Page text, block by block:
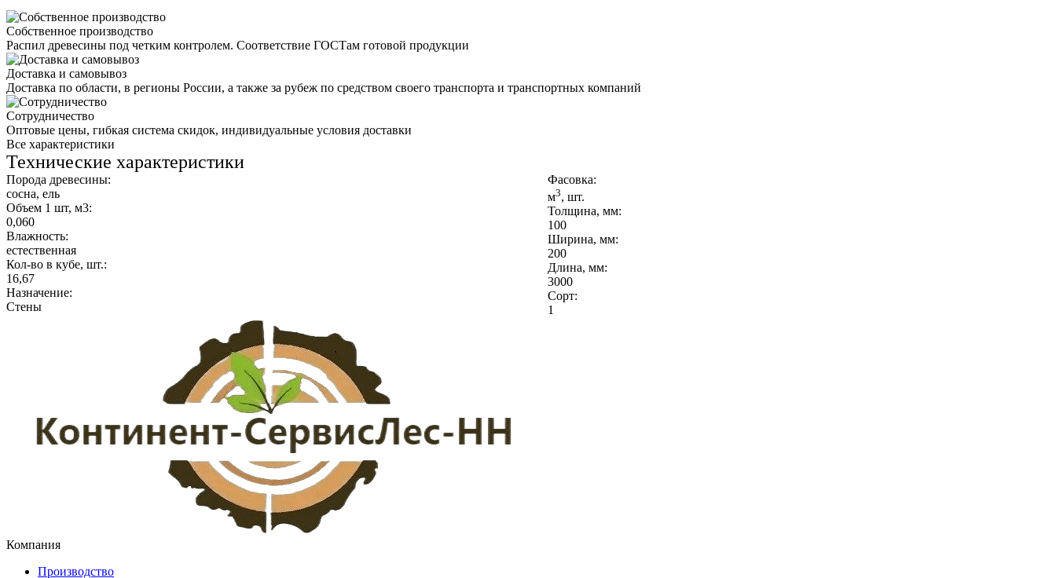
Собственное производство
Распил древесины под четким контролем. Соответствие ГОСТам готовой продукции
Доставка и самовывоз
Доставка по области, в регионы России, а также за рубеж по средством своего транспорта и транспортных компаний
Сотрудничество
Оптовые цены, гибкая система скидок, индивидуальные условия доставки
Все характеристики
Технические характеристики
Порода древесины:
сосна, ель
Объем 1 шт, м3:
0,060
Влажность:
естественная
Кол-во в кубе, шт.:
16,67
Назначение:
Стены
Фасовка:
м3, шт.
Толщина, мм:
100
Ширина, мм:
200
Длина, мм:
3000
Сорт:
1
Компания
Производство